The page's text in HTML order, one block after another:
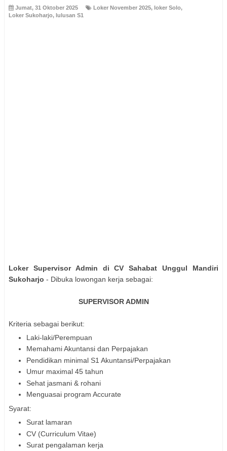
Jumat, 31 Oktober 2025 Loker November 2025, loker Solo,
Loker Sukoharjo, lulusan S1
Loker Supervisor Admin di CV Sahabat Unggul Mandiri
Sukoharjo - Dibuka lowongan kerja sebagai:
SUPERVISOR ADMIN
Kriteria sebagai berikut:
Laki-laki/Perempuan
Memahami Akuntansi dan Perpajakan
Pendidikan minimal S1 Akuntansi/Perpajakan
Umur maximal 45 tahun
Sehat jasmani & rohani
Menguasai program Accurate
Syarat:
Surat lamaran
CV (Curriculum Vitae)
Surat pengalaman kerja